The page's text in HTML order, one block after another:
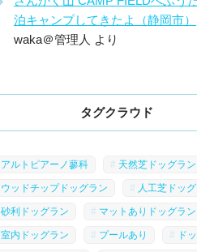
泊キャンプしてきたよ（静岡市）
waka＠管理人 より
タグクラウド
アルトピアーノ蓼科 天然芝ドッグラン
ウッドチップドッグラン 人工芝ドッ
砂利ドッグラン マットありドッグラン
室内ドッグラン プールあり ド